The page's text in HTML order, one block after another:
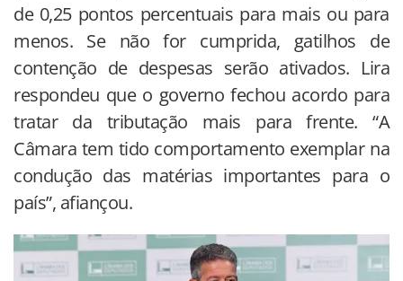
de 0,25 pontos percentuais para mais ou para
menos. Se não for cumprida, gatilhos de
contenção de despesas serão ativados. Lira
respondeu que o governo fechou acordo para
tratar da tributação mais para frente. “A
Câmara tem tido comportamento exemplar na
condução das matérias importantes para o
país”, afiançou.